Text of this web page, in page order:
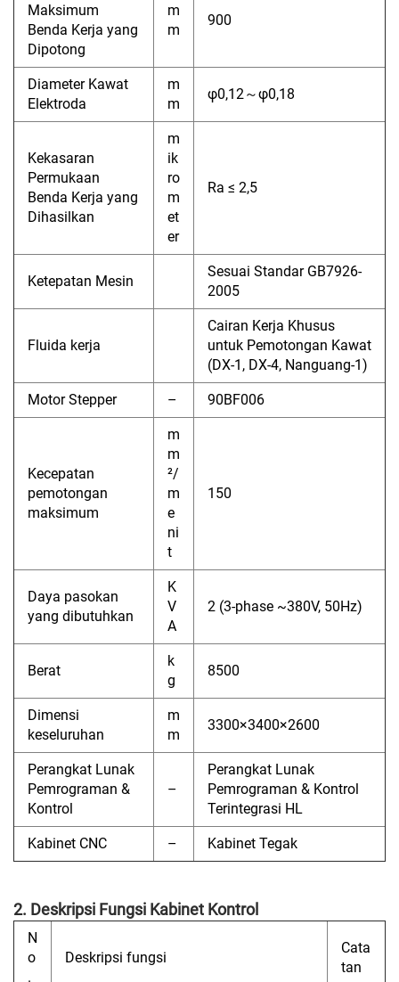
Maksimum
Benda Kerja yang
Dipotong
m
m
900
Diameter Kawat
Elektroda
m
m
φ0,12～φ0,18
Kekasaran
Permukaan
Benda Kerja yang
Dihasilkan
m
ik
ro
m
et
er
Ra ≤ 2,5
Ketepatan Mesin
Sesuai Standar GB7926-
2005
Fluida kerja
Cairan Kerja Khusus
untuk Pemotongan Kawat
(DX-1, DX-4, Nanguang-1)
Motor Stepper – 90BF006
Kecepatan
pemotongan
maksimum
m
m
²/
m
e
ni
t
150
Daya pasokan
yang dibutuhkan
K
V
A
2 (3-phase ~380V, 50Hz)
Berat
k
g
8500
Dimensi
keseluruhan
m
m
3300×3400×2600
Perangkat Lunak
Pemrograman &
Kontrol
–
Perangkat Lunak
Pemrograman & Kontrol
Terintegrasi HL
Kabinet CNC – Kabinet Tegak
2. Deskripsi Fungsi Kabinet Kontrol
N
o
.
Deskripsi fungsi
Cata
tan